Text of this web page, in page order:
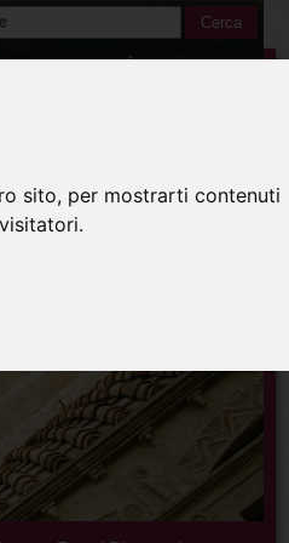
sito, per mostrarti contenuti